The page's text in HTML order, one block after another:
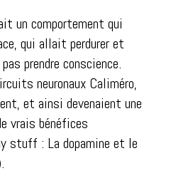
un comportement qui
qui allait perdurer et
prendre conscience.
neuronaux Caliméro,
et ainsi devenaient une
vrais bénéfices
stuff : La dopamine et le